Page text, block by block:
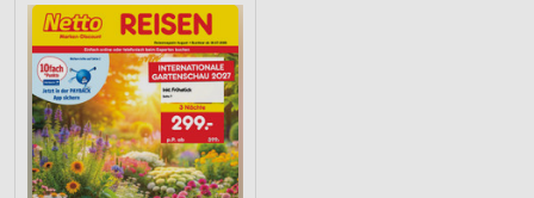
Messung der Werbeleistung
Messung der Performance von Inhalten
Analyse von Zielgruppen durch Statistiken oder
Kombinationen von Daten aus verschiedenen
Quellen